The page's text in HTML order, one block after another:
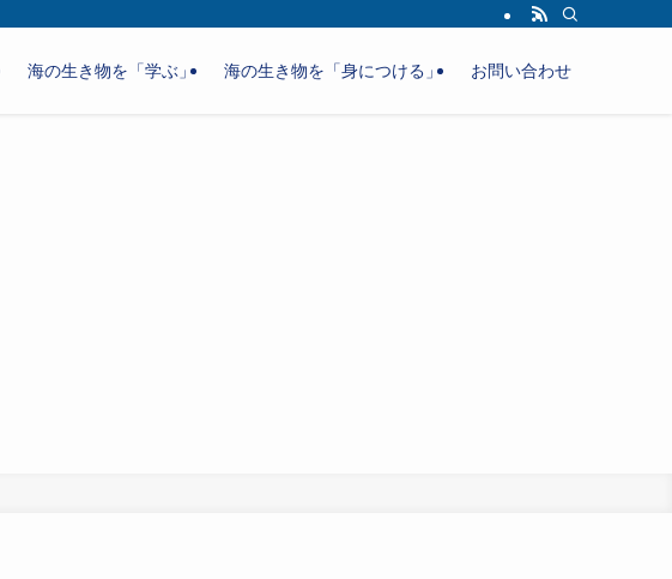
海の生き物を「学ぶ」 海の生き物を「身につける」 お問い合わせ